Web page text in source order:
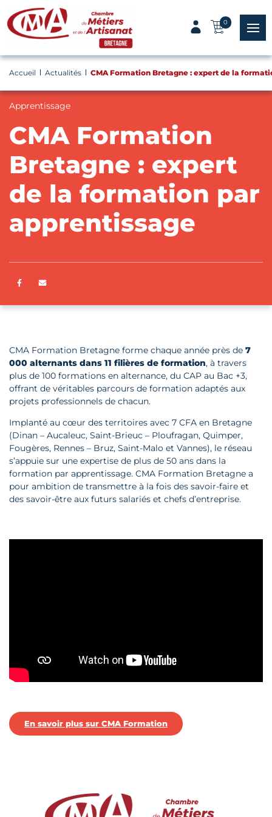
Panneau de gestion des cookies
0
menu
Accueil Actualités CMA Formation Bretagne : expert de la
Apprentissage
CMA Formation
Bretagne : expert
de la formation par
apprentissage
Partager sur Facebook
CMA Formation Bretagne forme chaque année près de 7
000 alternants dans 11 filières de formation, à travers
plus de 100 formations en alternance, du CAP au Bac +3,
offrant de véritables parcours de formation adaptés aux
projets professionnels de chacun.
Implanté au cœur des territoires avec 7 CFA en Bretagne
(Dinan – Aucaleuc, Saint-Brieuc – Ploufragan, Quimper,
Fougères, Rennes – Bruz, Saint-Malo et Vannes), le réseau
s’appuie sur une expertise de plus de 50 ans dans la
formation par apprentissage. CMA Formation Bretagne a
pour ambition de transmettre à la fois des savoir-faire et
des savoir-être aux futurs salariés et chefs d’entreprise.
En savoir plus sur CMA Formation